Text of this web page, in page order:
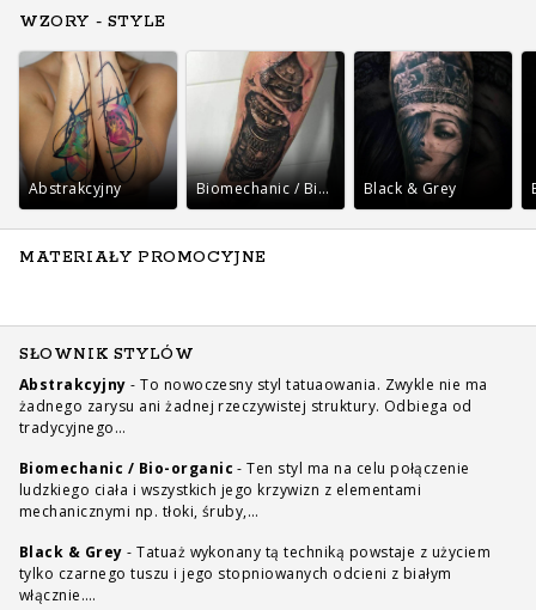
WZORY - STYLE
Abstrakcyjny Biomechanic / Bio-organic Black & Grey
MATERIAŁY PROMOCYJNE
SŁOWNIK STYLÓW
Abstrakcyjny - To nowoczesny styl tatuaowania. Zwykle nie ma
żadnego zarysu ani żadnej rzeczywistej struktury. Odbiega od
tradycyjnego…
Biomechanic / Bio-organic - Ten styl ma na celu połączenie
ludzkiego ciała i wszystkich jego krzywizn z elementami
mechanicznymi np. tłoki, śruby,…
Black & Grey - Tatuaż wykonany tą techniką powstaje z użyciem
tylko czarnego tuszu i jego stopniowanych odcieni z białym
włącznie.…